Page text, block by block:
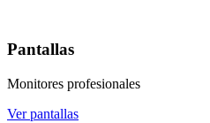
Pantallas
Monitores profesionales
Ver pantallas